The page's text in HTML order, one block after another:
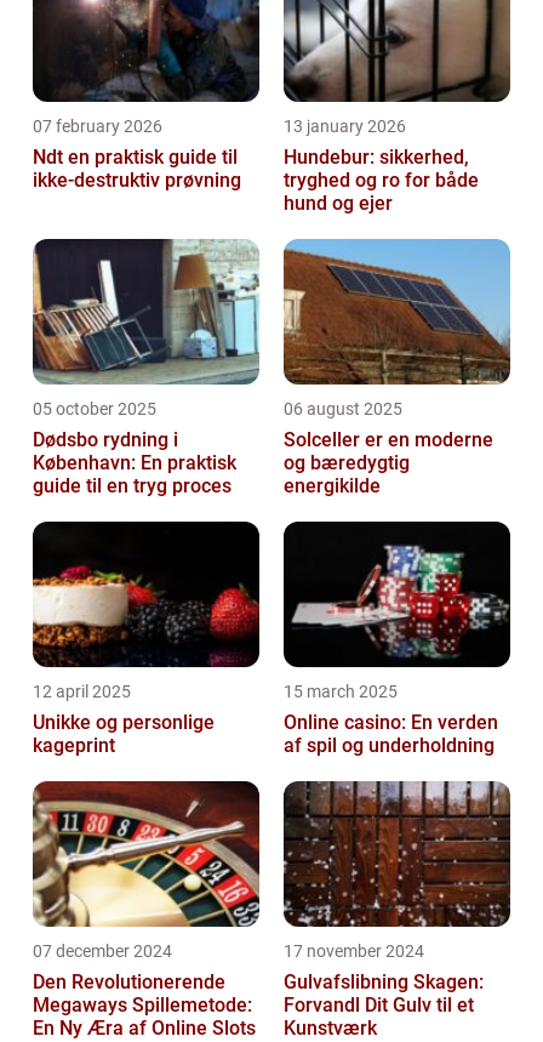
07 february 2026
Ndt en praktisk guide til
ikke-destruktiv prøvning
13 january 2026
Hundebur: sikkerhed,
tryghed og ro for både
hund og ejer
05 october 2025
Dødsbo rydning i
København: En praktisk
guide til en tryg proces
06 august 2025
Solceller er en moderne
og bæredygtig
energikilde
12 april 2025
Unikke og personlige
kageprint
15 march 2025
Online casino: En verden
af spil og underholdning
07 december 2024
Den Revolutionerende
Megaways Spillemetode:
En Ny Æra af Online Slots
17 november 2024
Gulvafslibning Skagen:
Forvandl Dit Gulv til et
Kunstværk